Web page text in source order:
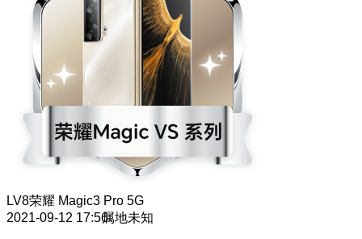
LV8荣耀 Magic3 Pro 5G
2021-09-12 17:56属地未知